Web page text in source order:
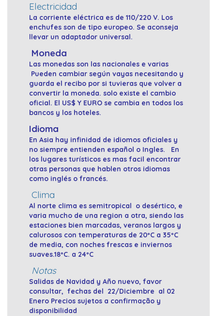
Electricidad
La corriente eléctrica es de 110/220 V. Los
enchufes son de tipo europeo. Se aconseja
llevar un adaptador universal.
Moneda
Las monedas son las nacionales e varias
Pueden cambiar según vayas necesitando y
guarda el recibo por si tuvieras que volver a
convertir la moneda. solo existe el cambio
oficial. El US$ Y EURO se cambia en todos los
bancos y los hoteles.
Idioma
En Asia hay infinidad de idiomos oficiales y
no siempre entienden español o Ingles. En
los lugares turísticos es mas facil encontrar
otras personas que hablen otros idiomas
como inglés o francés.
Clima
Al norte clima es semitropical o desértico, e
varia mucho de una region a otra, siendo las
estaciones bien marcadas, veranos largos y
calurosos con temperaturas de 20ºC a 35ºC
de media, con noches frescas e inviernos
suaves.18ºC. a 24ºC
Notas
Salidas de Navidad y Año nuevo, favor
consultar, fechas del 22/Diciembre al 02
Enero Precios sujetos a confirmação y
disponibilidad